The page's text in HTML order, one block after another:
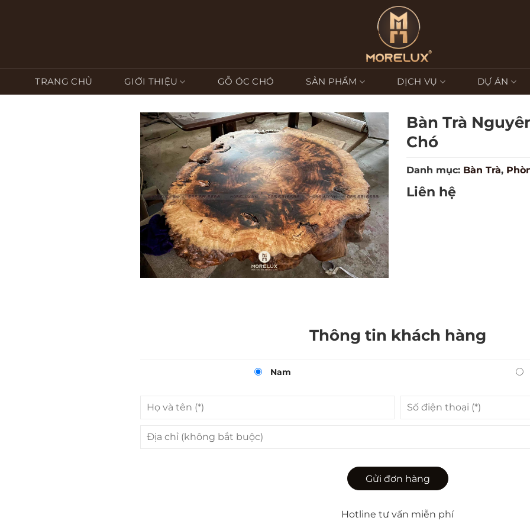
TRANG CHỦ GIỚI THIỆU GỖ ÓC CHÓ SẢN PHẨM DỊCH VỤ DỰ ÁN
Bàn Trà
Chó
Danh mục: Bàn Trà,
Liên hệ
Thông tin khách hàng
Nam
Gửi đơn hàng
Hotline tư vấn miễn phí